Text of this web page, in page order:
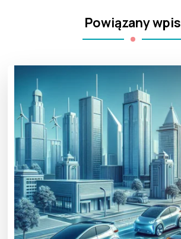
Powiązany wpis